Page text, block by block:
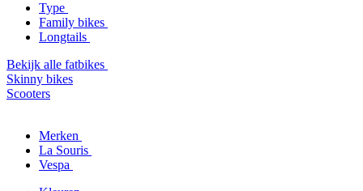
Type
Family bikes
Longtails
Bekijk alle fatbikes
Skinny bikes
Scooters
Merken
La Souris
Vespa